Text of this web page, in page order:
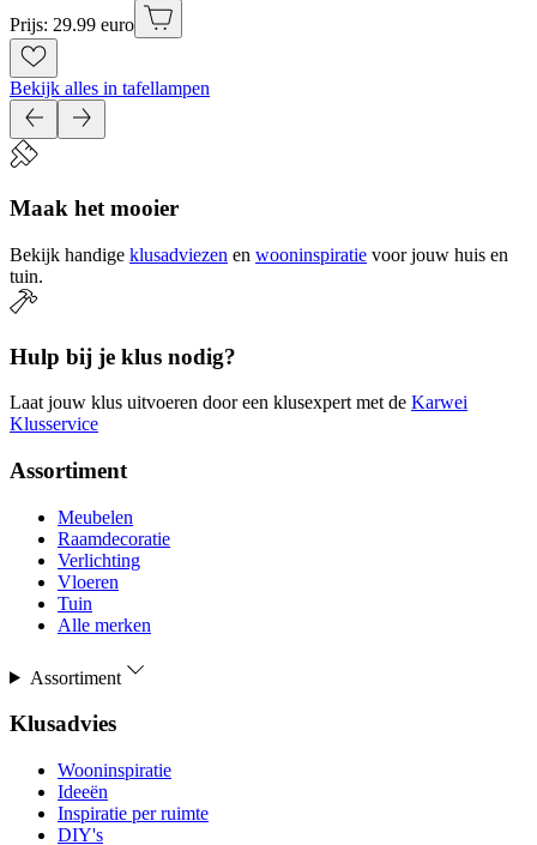
Prijs: 29.99 euro
Bekijk alles in tafellampen
Maak het mooier
Bekijk handige klusadviezen en wooninspiratie voor jouw huis en
tuin.
Hulp bij je klus nodig?
Laat jouw klus uitvoeren door een klusexpert met de Karwei
Klusservice
Assortiment
Meubelen
Raamdecoratie
Verlichting
Vloeren
Tuin
Alle merken
Assortiment
Klusadvies
Wooninspiratie
Ideeën
Inspiratie per ruimte
DIY's